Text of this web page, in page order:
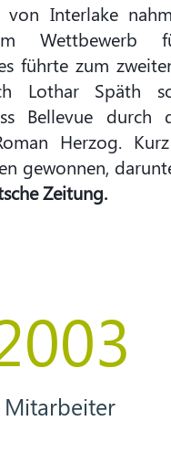
Interlake
Wettbewerb
führte zum
Lothar Späth
Bellevue durch
Herzog.
gewonnen,
Zeitung.
Mitarbeiter